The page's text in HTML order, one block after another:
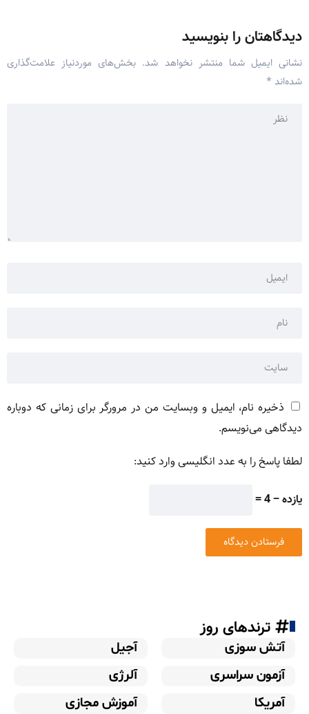
دیدگاهتان را بنویسید
نشانی ایمیل شما منتشر نخواهد شد. بخش‌های موردنیاز علامت‌گذاری
شده‌اند *
ذخیره نام، ایمیل و وبسایت من در مرورگر برای زمانی که دوباره
دیدگاهی می‌نویسم.
لطفا پاسخ را به عدد انگلیسی وارد کنید:
یازده − 4 =
ترندهای روز
آتش سوزی
آجیل
آزمون سراسری
آلرژی
آمریکا
آموزش مجازی